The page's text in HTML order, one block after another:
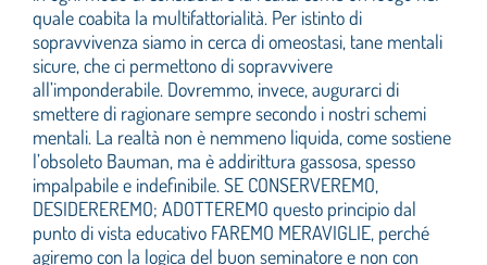
quale coabita la multifattorialità. Per istinto di
sopravvivenza siamo in cerca di omeostasi, tane mentali
sicure, che ci permettono di sopravvivere
all’imponderabile. Dovremmo, invece, augurarci di
smettere di ragionare sempre secondo i nostri schemi
mentali. La realtà non è nemmeno liquida, come sostiene
l’obsoleto Bauman, ma è addirittura gassosa, spesso
impalpabile e indefinibile. SE CONSERVEREMO,
DESIDEREREMO; ADOTTEREMO questo principio dal
punto di vista educativo FAREMO MERAVIGLIE, perché
agiremo con la logica del buon seminatore e non con